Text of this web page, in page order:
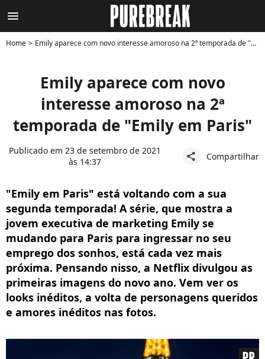
menu
Home Emily aparece com novo interesse amoroso na 2ª temporada de "Emily em Paris"
Emily aparece com novo
interesse amoroso na 2ª
temporada de "Emily em Paris"
Publicado em 23 de setembro de 2021
às 14:37
share Compartilhar
"Emily em Paris" está voltando com a sua
segunda temporada! A série, que mostra a
jovem executiva de marketing Emily se
mudando para Paris para ingressar no seu
emprego dos sonhos, está cada vez mais
próxima. Pensando nisso, a Netflix divulgou as
primeiras imagens do novo ano. Vem ver os
looks inéditos, a volta de personagens queridos
e amores inéditos nas fotos.